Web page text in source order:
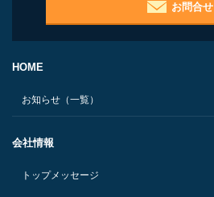
お問合せ
HOME
お知らせ（一覧）
会社情報
トップメッセージ